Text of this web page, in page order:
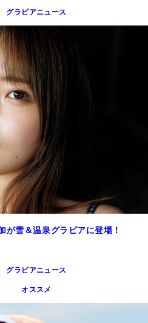
グラビアニュース
が雪＆温泉グラビアに登場！
グラビアニュース
オススメ